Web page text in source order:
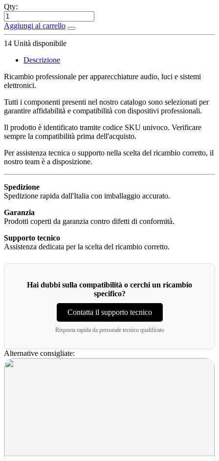
Qty:
Aggiungi al carrello
14 Unità disponibile
Descrizione
Ricambio professionale per apparecchiature audio, luci e sistemi
elettronici.
Tutti i componenti presenti nel nostro catalogo sono selezionati per
garantire affidabilità e compatibilità con dispositivi professionali.
Il prodotto è identificato tramite codice SKU univoco. Verificare
sempre la compatibilità prima dell'acquisto.
Per assistenza tecnica o supporto nella scelta del ricambio corretto, il
nostro team è a disposizione.
Spedizione
Spedizione rapida dall'Italia con imballaggio accurato.
Garanzia
Prodotti coperti da garanzia contro difetti di conformità.
Supporto tecnico
Assistenza dedicata per la scelta del ricambio corretto.
Hai dubbi sulla compatibilità o cerchi un ricambio
specifico?
Contatta il supporto tecnico
Risposta rapida da personale tecnico qualificato
Alternative consigliate: